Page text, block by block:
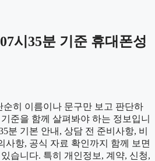
시35분 기준 휴대폰성
히 이름이나 문구만 보고 판단하
준을 함께 살펴봐야 하는 정보입니
분 기본 안내, 상담 전 준비사항, 비
사항, 공식 자료 확인까지 함께 보면
습니다. 특히 개인정보, 계약, 신청,